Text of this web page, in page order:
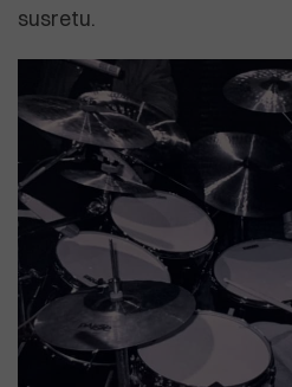
susretu.